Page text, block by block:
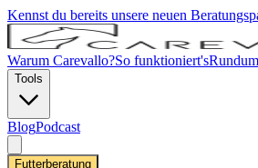
Kennst du bereits unsere neuen
Warum Carevallo?So funktioniert's
Tools
BlogPodcast
Futterberatung